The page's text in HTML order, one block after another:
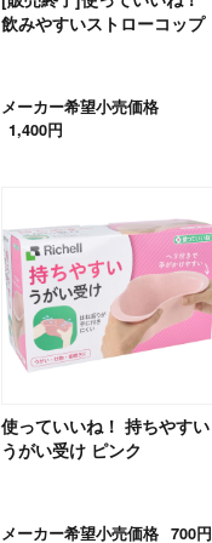
飲みやすいストローコップ
メーカー希望小売価格
1,400円
使っていいね！ 持ちやすい
うがい受け ピンク
メーカー希望小売価格 700円